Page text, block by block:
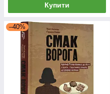
Купити
–40%